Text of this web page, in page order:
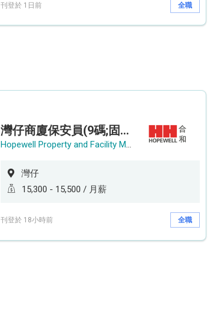
刊登於 1日前 全職
灣仔商廈保安員(9碼;固定中班)
Hopewell Property and Facility Management Ltd. 合和物業及設施管理有限公司
灣仔
15,300 - 15,500 / 月薪
刊登於 18小時前 全職